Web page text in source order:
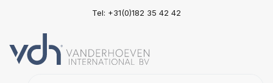
Tel: +31(0)182 35 42 42